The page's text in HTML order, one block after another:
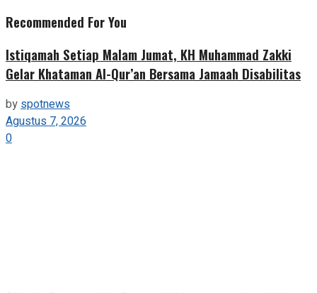
Recommended For You
Istiqamah Setiap Malam Jumat, KH Muhammad Zakki
Gelar Khataman Al-Qur’an Bersama Jamaah Disabilitas
byspotnews
Agustus 7, 2026
0